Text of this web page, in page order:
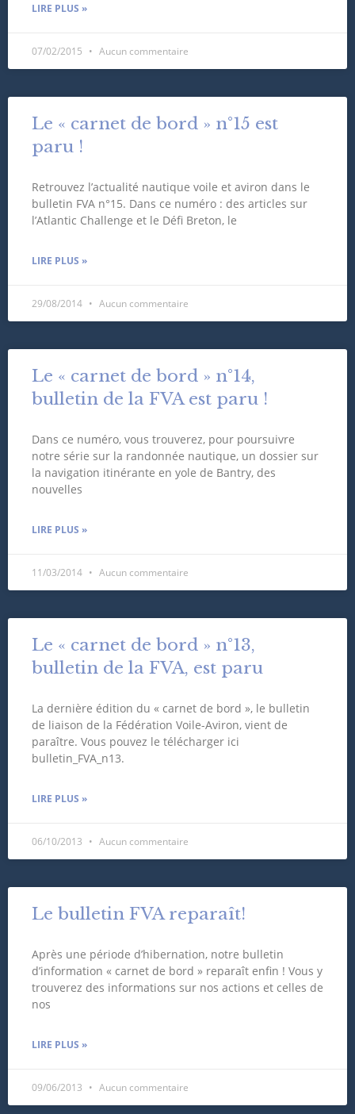
LIRE PLUS »
07/02/2015 Aucun commentaire
Le « carnet de bord » n°15 est
paru !
Retrouvez l’actualité nautique voile et aviron dans le
bulletin FVA n°15. Dans ce numéro : des articles sur
l’Atlantic Challenge et le Défi Breton, le
LIRE PLUS »
29/08/2014 Aucun commentaire
Le « carnet de bord » n°14,
bulletin de la FVA est paru !
Dans ce numéro, vous trouverez, pour poursuivre
notre série sur la randonnée nautique, un dossier sur
la navigation itinérante en yole de Bantry, des
nouvelles
LIRE PLUS »
11/03/2014 Aucun commentaire
Le « carnet de bord » n°13,
bulletin de la FVA, est paru
La dernière édition du « carnet de bord », le bulletin
de liaison de la Fédération Voile-Aviron, vient de
paraître. Vous pouvez le télécharger ici
bulletin_FVA_n13.
LIRE PLUS »
06/10/2013 Aucun commentaire
Le bulletin FVA reparaît!
Après une période d’hibernation, notre bulletin
d’information « carnet de bord » reparaît enfin ! Vous y
trouverez des informations sur nos actions et celles de
nos
LIRE PLUS »
09/06/2013 Aucun commentaire